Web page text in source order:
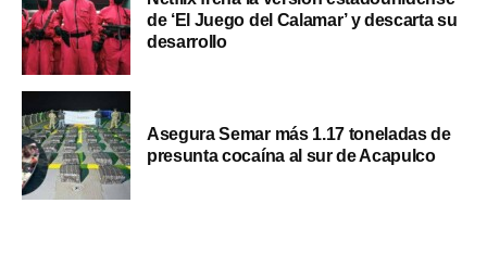
de ‘El Juego del Calamar’ y descarta su
desarrollo
Asegura Semar más 1.17 toneladas de
presunta cocaína al sur de Acapulco